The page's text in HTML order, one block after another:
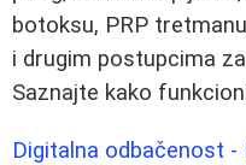
botoksu, PRP
i drugim postupcima
Saznajte kako
Digitalna odbačenost -